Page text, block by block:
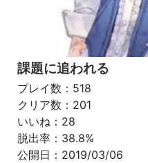
課題に追われる
プレイ数：518
クリア数：201
いいね：28
脱出率：38.8%
公開日：2019/03/06